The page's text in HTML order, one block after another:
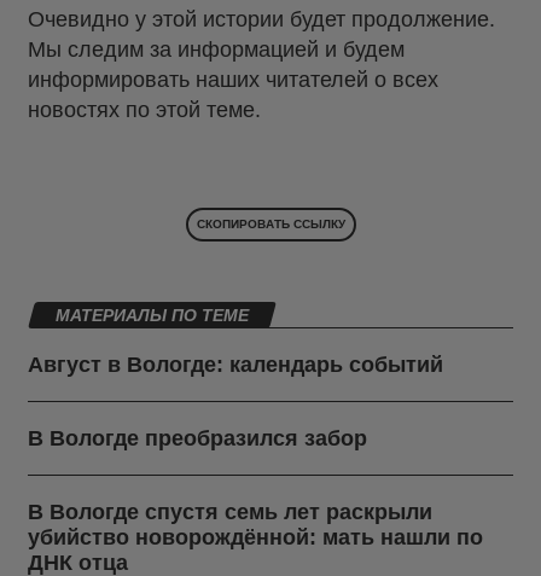
Очевидно у этой истории будет продолжение.
Мы следим за информацией и будем
информировать наших читателей о всех
новостях по этой теме.
СКОПИРОВАТЬ ССЫЛКУ
МАТЕРИАЛЫ ПО ТЕМЕ
Август в Вологде: календарь событий
В Вологде преобразился забор
В Вологде спустя семь лет раскрыли
убийство новорождённой: мать нашли по
ДНК отца